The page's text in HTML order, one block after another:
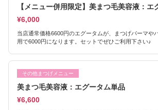
【メニュー併用限定】美まつ毛美容液：エ
¥6,000
当店通常価格6600円のエグータムが、まつげパーマや
用で6000円になります。セットでぜひご利用下さい♪
その他まつげメニュー
美まつ毛美容液：エグータム単品
¥6,600